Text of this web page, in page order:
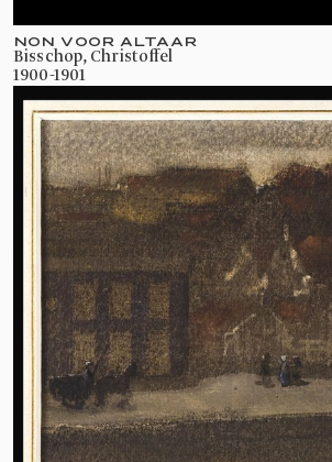
KOOP EEN TICKET
OBJECTEN IN DEZE
TENTOONSTELLING
NON VOOR ALTAAR
Bisschop, Christoffel
1900-1901